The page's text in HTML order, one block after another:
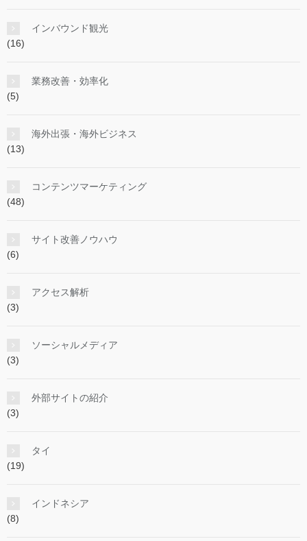
インバウンド観光
(16)
業務改善・効率化
(5)
海外出張・海外ビジネス
(13)
コンテンツマーケティング
(48)
サイト改善ノウハウ
(6)
アクセス解析
(3)
ソーシャルメディア
(3)
外部サイトの紹介
(3)
タイ
(19)
インドネシア
(8)